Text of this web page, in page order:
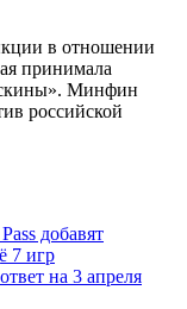
в отношении
принимала
Минфин
российской
добавят
7 игр
на 3 апреля